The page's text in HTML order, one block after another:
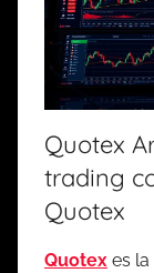
Quotex
trading
Quotex
Quotex es la